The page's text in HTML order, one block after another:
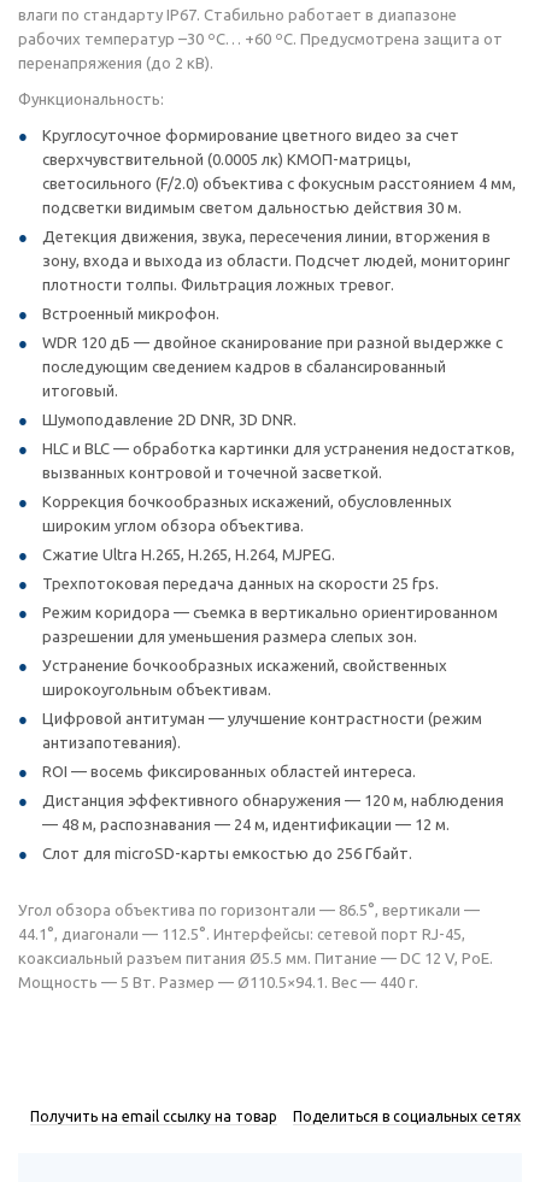
влаги по стандарту IP67. Стабильно работает в диапазоне
рабочих температур –30 ºС… +60 ºС. Предусмотрена защита от
перенапряжения (до 2 кВ).
Функциональность:
Круглосуточное формирование цветного видео за счет
сверхчувствительной (0.0005 лк) КМОП-матрицы,
светосильного (F/2.0) объектива с фокусным расстоянием 4 мм,
подсветки видимым светом дальностью действия 30 м.
Детекция движения, звука, пересечения линии, вторжения в
зону, входа и выхода из области. Подсчет людей, мониторинг
плотности толпы. Фильтрация ложных тревог.
Встроенный микрофон.
WDR 120 дБ — двойное сканирование при разной выдержке с
последующим сведением кадров в сбалансированный
итоговый.
Шумоподавление 2D DNR, 3D DNR.
HLC и BLC — обработка картинки для устранения недостатков,
вызванных контровой и точечной засветкой.
Коррекция бочкообразных искажений, обусловленных
широким углом обзора объектива.
Сжатие Ultra H.265, H.265, H.264, MJPEG.
Трехпотоковая передача данных на скорости 25 fps.
Режим коридора — съемка в вертикально ориентированном
разрешении для уменьшения размера слепых зон.
Устранение бочкообразных искажений, свойственных
широкоугольным объективам.
Цифровой антитуман — улучшение контрастности (режим
антизапотевания).
ROI — восемь фиксированных областей интереса.
Дистанция эффективного обнаружения — 120 м, наблюдения
— 48 м, распознавания — 24 м, идентификации — 12 м.
Слот для microSD-карты емкостью до 256 Гбайт.
Угол обзора объектива по горизонтали — 86.5°, вертикали —
44.1°, диагонали — 112.5°. Интерфейсы: сетевой порт RJ-45,
коаксиальный разъем питания Ø5.5 мм. Питание — DC 12 V, PoE.
Мощность — 5 Вт. Размер — Ø110.5×94.1. Вес — 440 г.
Получить на email ссылку на товар Поделиться в социальных сетях